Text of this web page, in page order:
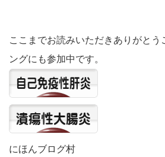
ここまでお読みいただきありがとう
ングにも参加中です。
にほんブログ村